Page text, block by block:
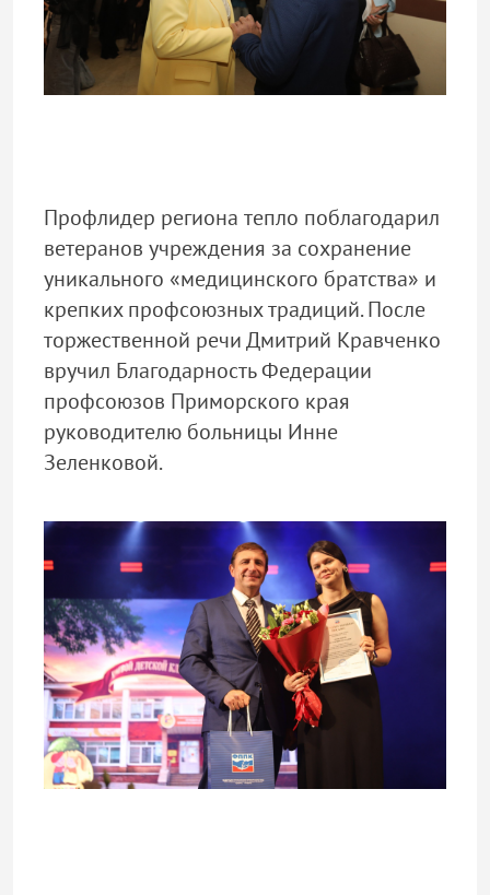
Профлидер региона тепло поблагодарил
ветеранов учреждения за сохранение
уникального «медицинского братства» и
крепких профсоюзных традиций. После
торжественной речи Дмитрий Кравченко
вручил Благодарность Федерации
профсоюзов Приморского края
руководителю больницы Инне
Зеленковой.